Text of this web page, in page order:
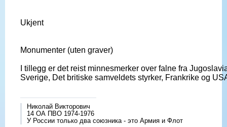
Ukjent
Monumenter (uten graver)
I tillegg er det reist minnesmerker over falne fra
Sverige, Det britiske samveldets styrker, Frankrike og
Николай Викторович
14 ОА ПВО 1974-1976
У России только два союзника - это Армия и Флот